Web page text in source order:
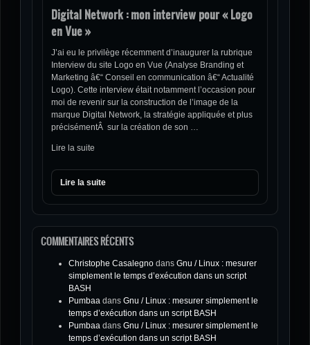
Digital Network : mon interview pour « Logo
en Vue »
J’ai eu le privilège récemment d’inaugurer la rubrique
Interview du site Logo en Vue (Analyse Branding et
Marketing â€“ Conseil en communication â€“ Actualité
Logo). Cette interview était notamment l’occasion pour
moi de revenir sur la construction de l’image de la
marque Digital Network, la stratégie appliquée et plus
précisémentÂ sur la création de son …
Lire la suite
Lire la suite
COMMENTAIRES RÉCENTS
Christophe Casalegno dans Gnu / Linux : mesurer
simplement le temps d’exécution dans un script
BASH
Pumbaa dans Gnu / Linux : mesurer simplement le
temps d’exécution dans un script BASH
Pumbaa dans Gnu / Linux : mesurer simplement le
temps d’exécution dans un script BASH